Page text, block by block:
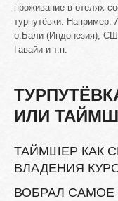
проживание в отелях
турпутёвки. Например:
о.Бали (Индонезия),
Гавайи и т.п.
ИЛИ
ТАЙМШЕР КАК
ВЛАДЕНИЯ
ВОБРАЛ